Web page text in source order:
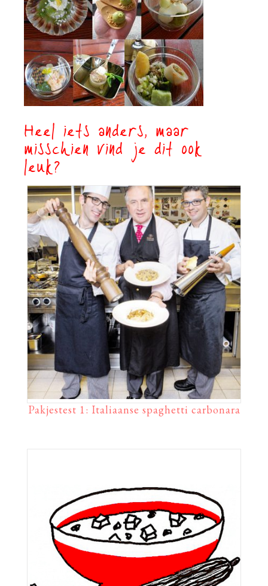
Heel iets anders, maar
misschien vind je dit ook
leuk?
Pakjestest 1: Italiaanse spaghetti carbonara